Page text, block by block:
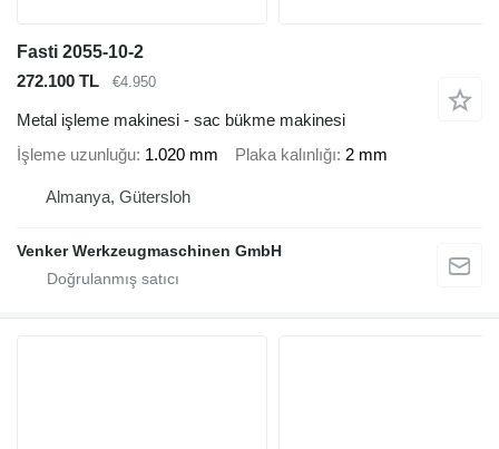
Fasti 2055-10-2
272.100 TL
€4.950
Metal işleme makinesi - sac bükme makinesi
İşleme uzunluğu 1.020 mm Plaka kalınlığı 2 mm
Almanya, Gütersloh
Venker Werkzeugmaschinen GmbH